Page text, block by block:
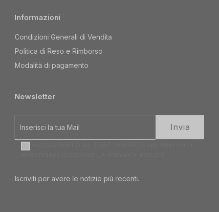
Informazioni
Condizioni Generali di Vendita
Politica di Reso e Rimborso
Modalità di pagamento
Newsletter
Iscriviti per avere le notizie più recenti.